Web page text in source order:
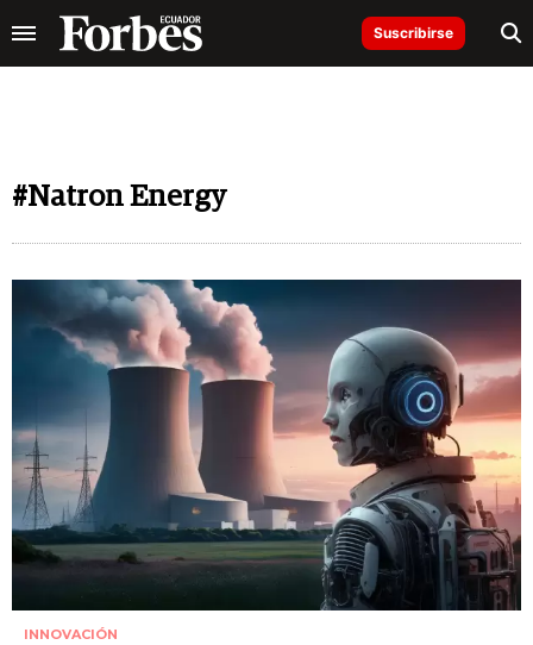
Suscribirse
#Natron Energy
INNOVACIÓN